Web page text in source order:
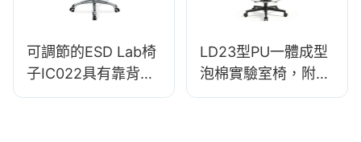
可調節的ESD Lab椅
子IC022具有靠背的
高度控制氣體提升基
LD23型PU一體成型
泡棉實驗室椅，附腳
踏環